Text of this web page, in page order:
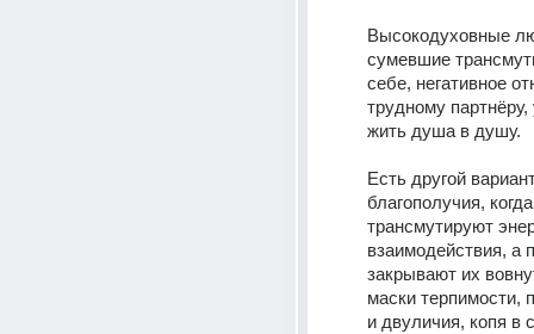
Высокодуховные
сумевшие
себе, негативное
трудному партнёру,
жить душа в душу.
Есть другой
благополучия,
трансмутируют
взаимодействия, а
закрывают их
маски терпимости,
и двуличия, копя в